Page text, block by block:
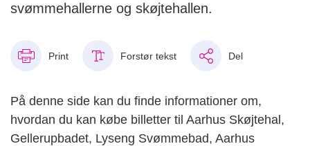
svømmehallerne og skøjtehallen.
Print Forstør tekst Del
På denne side kan du finde informationer om,
hvordan du kan købe billetter til Aarhus Skøjtehal,
Gellerupbadet, Lyseng Svømmebad, Aarhus